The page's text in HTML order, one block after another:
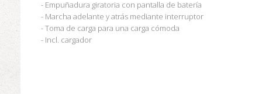
- Empuñadura giratoria con pantalla de batería
- Marcha adelante y atrás mediante interruptor
- Toma de carga para una carga cómoda
- Incl. cargador